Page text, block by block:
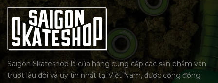
Saigon Skateshop là cửa hàng cung cấp các sản phẩm ván
trượt lâu đời và uy tín nhất tại Việt Nam, được cộng đồng